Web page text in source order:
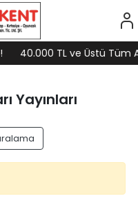
40.000 TL ve Üstü Tüm
Yayınları